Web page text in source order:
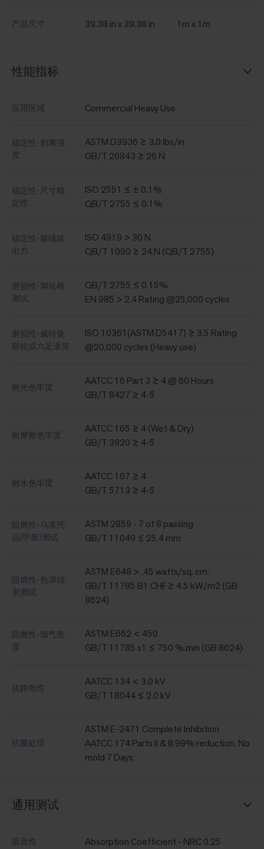
产品尺寸 39.38 in x 39.38 in 1m x 1m
性能指标
应用区域 Commercial Heavy Use
稳定性-剥离强
度
ASTM D3936 ≥ 3.0 lbs/in
GB/T 26843 ≥ 26 N
稳定性-尺寸稳
定性
ISO 2551 ≤ ± 0.1%
QB/T 2755 ≤ 0.1%
稳定性-簇绒拔
出力
ISO 4919 > 30 N
QB/T 1090 ≥ 24 N (QB/T 2755)
磨损性-脚轮椅
测试
QB/T 2755 ≤ 0.15%
EN 985 > 2.4 Rating @25,000 cycles
磨损性-威特曼
鼓轮或六足滚筒
ISO 10361(ASTM D5417) ≥ 3.5 Rating
@20,000 cycles (Heavy use)
耐光色牢度
AATCC 16 Part 3 ≥ 4 @ 60 Hours
GB/T 8427 ≥ 4-5
耐摩擦色牢度
AATCC 165 ≥ 4 (Wet & Dry)
GB/T 3920 ≥ 4-5
耐水色牢度
AATCC 107 ≥ 4
GB/T 5713 ≥ 4-5
阻燃性-乌洛托
品(甲胺)测试
ASTM 2859 - 7 of 8 passing
GB/T 11049 ≤ 25.4 mm
阻燃性-热源辐
射测试
ASTM E648 > .45 watts/sq. cm.
GB/T 11785 B1 CHF≥ 4.5 kW/m2 (GB
8624)
阻燃性-烟气密
度
ASTM E662 < 450
GB/T 11785 s1 ≤ 750 %.min (GB 8624)
抗静电性
AATCC 134 < 3.0 kV
GB/T 18044 ≤ 2.0 kV
抗菌处理
ASTM E-2471 Complete Inhibition
AATCC 174 Parts II & III 99% reduction. No
mold 7 Days
通用测试
吸音性 Absorption Coefficient - NRC 0.25